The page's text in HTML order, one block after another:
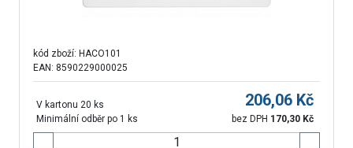
kód zboží: HACO101
EAN: 8590229000025
V kartonu 20 ks
Minimální odběr po 1 ks
206,06 Kč
bez DPH 170,30 Kč